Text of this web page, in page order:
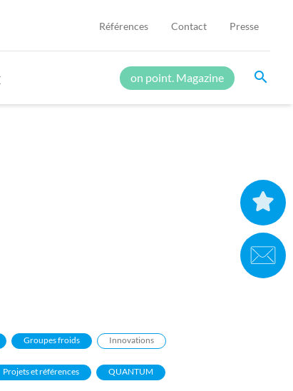
Références Contact Presse
on point. Magazine search
Groupes froids Innovations
Projets et références QUANTUM